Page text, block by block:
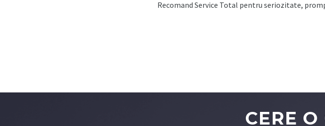
Recomand Service Total pentru seriozitate,
CERE